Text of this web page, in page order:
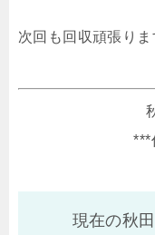
次回も回収頑張りま
***
現在の秋